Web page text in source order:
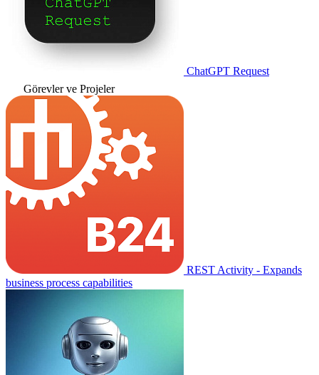
ChatGPT Request
Görevler ve Projeler
REST Activity - Expands
business process capabilities